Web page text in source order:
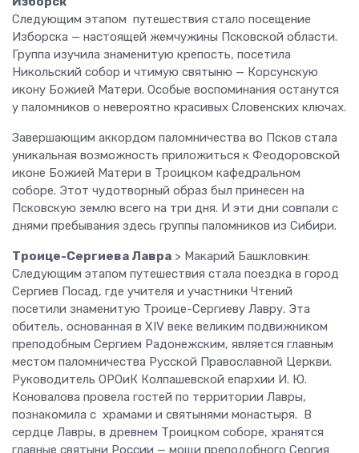
Следующим этапом путешествия стало посещение
Изборска — настоящей жемчужины Псковской области.
Группа изучила знаменитую крепость, посетила
Никольский собор и чтимую святыню — Корсунскую
икону Божией Матери. Особые воспоминания останутся
у паломников о невероятно красивых Словенских ключах.
Завершающим аккордом паломничества во Псков стала
уникальная возможность приложиться к Феодоровской
иконе Божией Матери в Троицком кафедральном
соборе. Этот чудотворный образ был принесен на
Псковскую землю всего на три дня. И эти дни совпали с
днями пребывания здесь группы паломников из Сибири.
Троице-Сергиева Лавра > Макарий Башкловкин:
Следующим этапом путешествия стала поездка в город
Сергиев Посад, где учителя и участники Чтений
посетили знаменитую Троице-Сергиеву Лавру. Эта
обитель, основанная в XIV веке великим подвижником
преподобным Сергием Радонежским, является главным
местом паломничества Русской Православной Церкви.
Руководитель ОРОиК Колпашевской епархии И. Ю.
Коновалова провела гостей по территории Лавры,
познакомила с храмами и святынями монастыря. В
сердце Лавры, в древнем Троицком соборе, хранятся
главные святыни России — мощи преподобного Сергия